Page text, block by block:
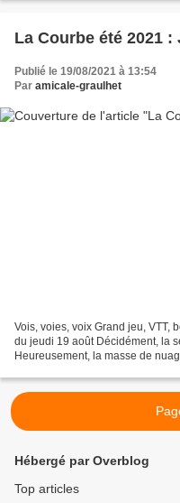
La Courbe été 2021 :
Publié le 19/08/2021 à 13:54
Par amicale-graulhet
Vois, voies, voix Grand jeu, VTT,
du jeudi 19 août Décidément, la
Heureusement, la masse de
Hébergé par Overblog
Top articles